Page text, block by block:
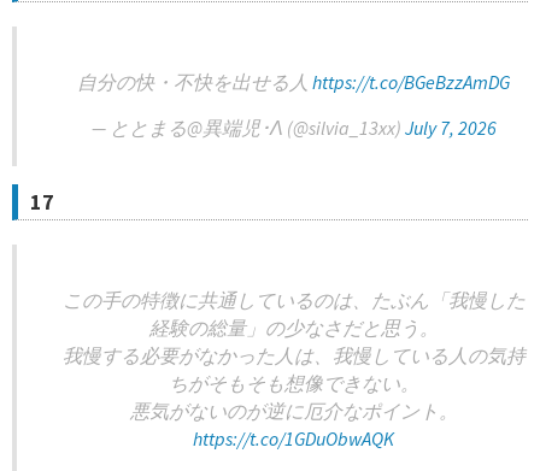
自分の快・不快を出せる人 https://t.co/BGeBzzAmDG
— ととまる@異端児･Λ (@silvia_13xx) July 7, 2026
17
この手の特徴に共通しているのは、たぶん「我慢した
経験の総量」の少なさだと思う。
我慢する必要がなかった人は、我慢している人の気持
ちがそもそも想像できない。
悪気がないのが逆に厄介なポイント。
https://t.co/1GDuObwAQK